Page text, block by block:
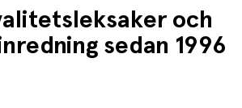
och
sedan 1996